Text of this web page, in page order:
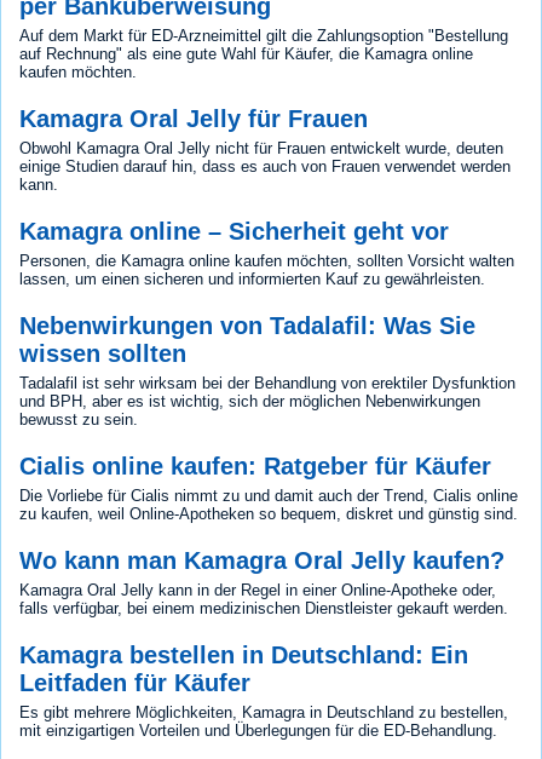
per Banküberweisung
Auf dem Markt für ED-Arzneimittel gilt die Zahlungsoption "Bestellung
auf Rechnung" als eine gute Wahl für Käufer, die Kamagra online
kaufen möchten.
Kamagra Oral Jelly für Frauen
Obwohl Kamagra Oral Jelly nicht für Frauen entwickelt wurde, deuten
einige Studien darauf hin, dass es auch von Frauen verwendet werden
kann.
Kamagra online – Sicherheit geht vor
Personen, die Kamagra online kaufen möchten, sollten Vorsicht walten
lassen, um einen sicheren und informierten Kauf zu gewährleisten.
Nebenwirkungen von Tadalafil: Was Sie
wissen sollten
Tadalafil ist sehr wirksam bei der Behandlung von erektiler Dysfunktion
und BPH, aber es ist wichtig, sich der möglichen Nebenwirkungen
bewusst zu sein.
Cialis online kaufen: Ratgeber für Käufer
Die Vorliebe für Cialis nimmt zu und damit auch der Trend, Cialis online
zu kaufen, weil Online-Apotheken so bequem, diskret und günstig sind.
Wo kann man Kamagra Oral Jelly kaufen?
Kamagra Oral Jelly kann in der Regel in einer Online-Apotheke oder,
falls verfügbar, bei einem medizinischen Dienstleister gekauft werden.
Kamagra bestellen in Deutschland: Ein
Leitfaden für Käufer
Es gibt mehrere Möglichkeiten, Kamagra in Deutschland zu bestellen,
mit einzigartigen Vorteilen und Überlegungen für die ED-Behandlung.